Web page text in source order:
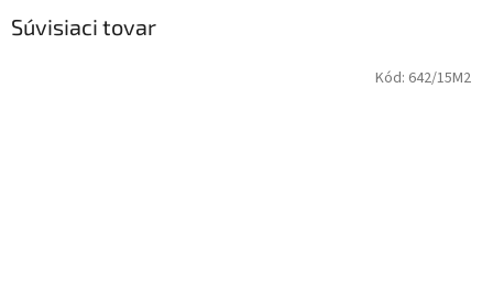
Súvisiaci tovar
Kód: 642/15M2